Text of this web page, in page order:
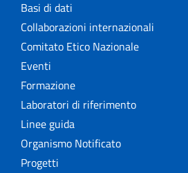
Basi di dati
Collaborazioni internazionali
Comitato Etico Nazionale
Eventi
Formazione
Laboratori di riferimento
Linee guida
Organismo Notificato
Progetti